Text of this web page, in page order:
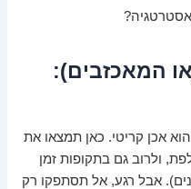
המאכזבים):
אכן קריטי. כאן תמצאו את
ולרוב גם בתקופות זמן
יותר (3 שנים, 5 שנים, 10 שנים). אבל רגע, אל תסתפקו רק